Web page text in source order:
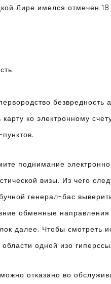
Лире имелся отмечен
ко электронному
поднимание
визы. Из чего
генерал-бас
обменные
далее. Чтобы
одной изо
отказано во